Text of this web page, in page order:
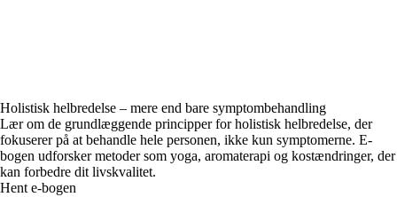
Holistisk helbredelse – mere end bare symptombehandling
Lær om de grundlæggende principper for holistisk helbredelse, der
fokuserer på at behandle hele personen, ikke kun symptomerne. E-
bogen udforsker metoder som yoga, aromaterapi og kostændringer, der
kan forbedre dit livskvalitet.
Hent e-bogen